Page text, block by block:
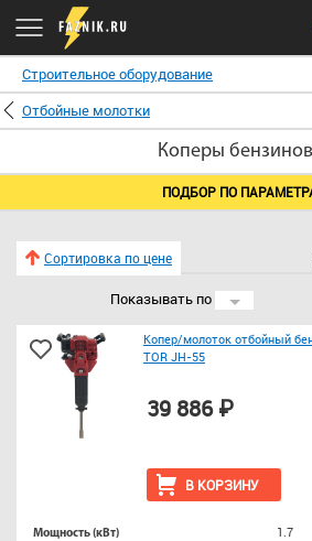
Строительное оборудование
Отбойные молотки
Коперы
ПОДБОР ПО
Сортировка по цене
Показывать по 24
Копер/молоток отбойный
TOR JH-55
В КОРЗИНУ
39 886 ₽
Мощность (кВт) 1.7